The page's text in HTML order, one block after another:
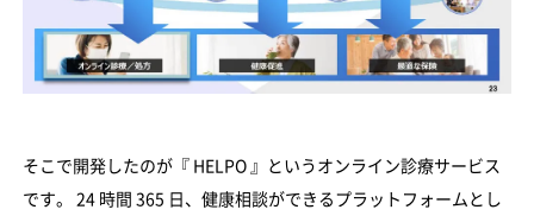
そこで開発したのが『 HELPO 』というオンライン診療サービス
です。 24 時間 365 日、健康相談ができるプラットフォームとし